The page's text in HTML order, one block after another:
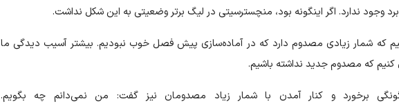
وجود ندارد. اگر اینگونه بود، منچسترسیتی در لیگ برتر وضعیتی به این شکل نداشت.
که شمار زیادی مصدوم دارد که در آماده‌سازی پیش فصل خوب نبودیم. بیشتر آسیب دیدگی ما
کنیم که مصدوم جدید نداشته باشیم.
برخورد و کنار آمدن با شمار زیاد مصدومان نیز گفت: من نمی‌دانم چه بگویم.